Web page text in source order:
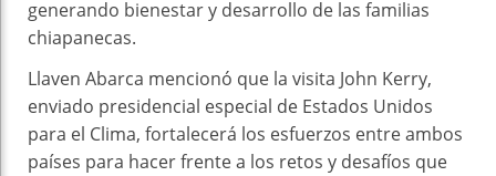
generando bienestar y desarrollo de las familias
chiapanecas.
Llaven Abarca mencionó que la visita John Kerry,
enviado presidencial especial de Estados Unidos
para el Clima, fortalecerá los esfuerzos entre ambos
países para hacer frente a los retos y desafíos que